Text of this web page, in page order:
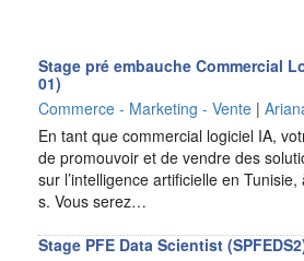
Stage pré embauche Commercial
01)
Commerce - Marketing - Vente |
En tant que commercial logiciel IA,
de promouvoir et de vendre des
sur l’intelligence artificielle en
s. Vous serez…
Stage PFE Data Scientist